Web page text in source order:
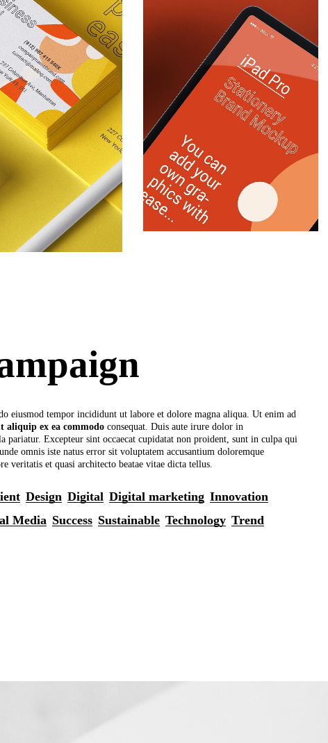
eiusmod tempor incididunt ut labore et dolore magna aliqua. Ut enim ad
aliquip ex ea commodo consequat. Duis aute irure dolor in
Excepteur sint occaecat cupidatat non proident, sunt in culpa qui
omnis iste natus error sit voluptatem accusantium doloremque
veritatis et quasi architecto beatae vitae dicta tellus.
Design Digital Digital marketing Innovation
Media Success Sustainable Technology Trend